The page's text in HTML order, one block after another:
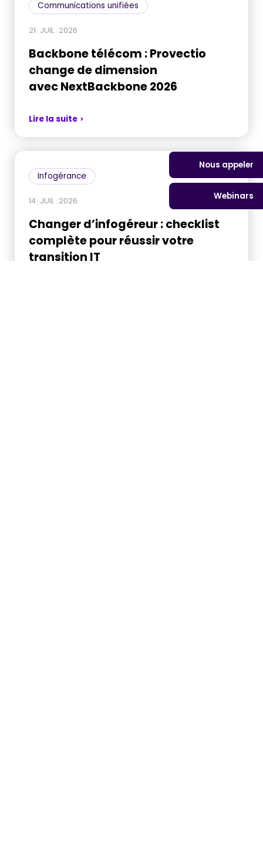
Communications unifiées
21 JUIL 2026
Backbone télécom : Provectio
change de dimension
avec NextBackbone 2026
Lire la suite
Infogérance
14 JUIL 2026
Changer d’infogéreur : checklist
complète pour réussir votre
transition IT
Nous appeler
Webinars